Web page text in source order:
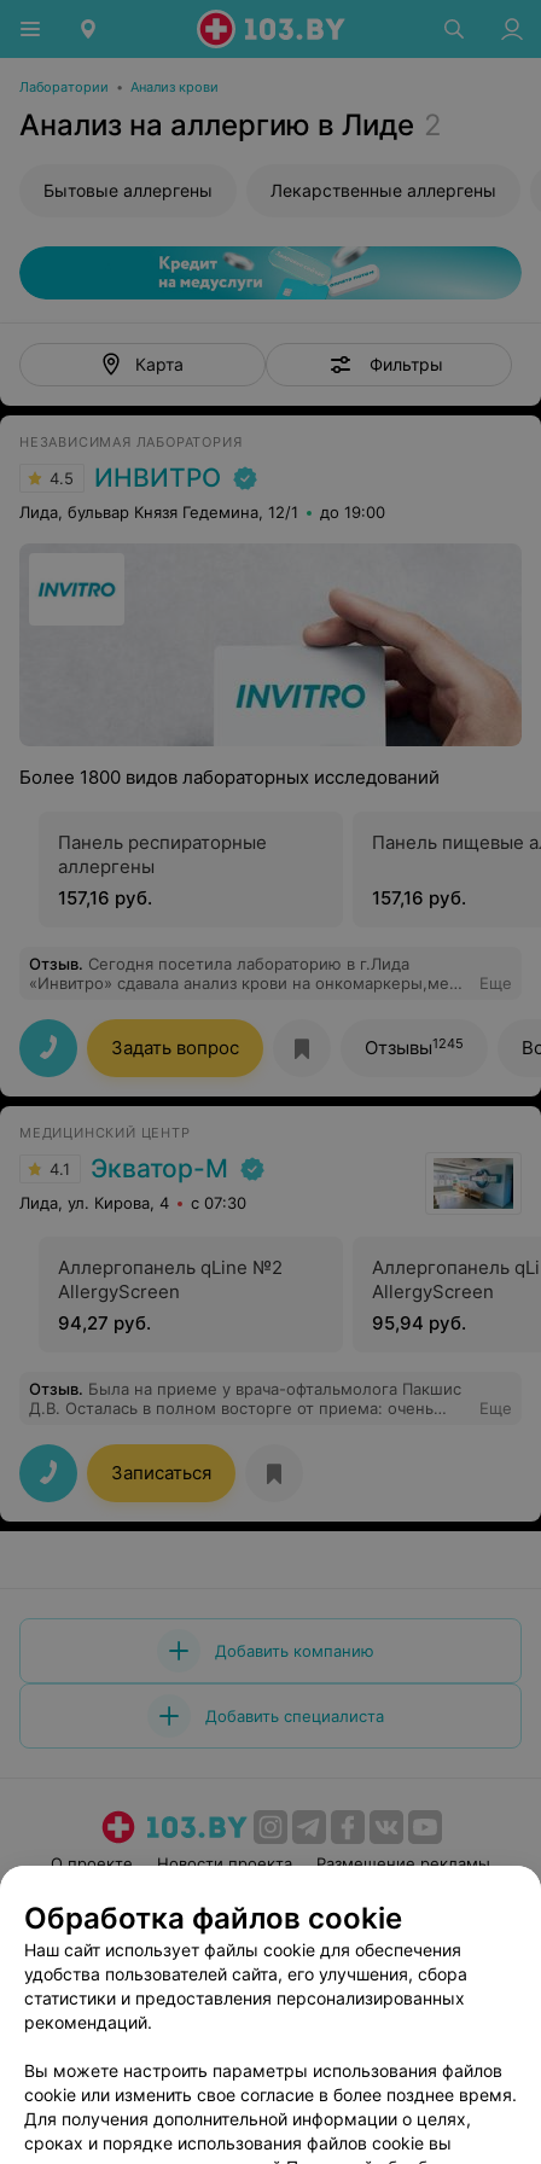
Лаборатории • Анализ крови
Анализ на аллергию в Лиде 2
Бытовые аллергены Лекарственные аллергены
Карта Фильтры
НЕЗАВИСИМАЯ ЛАБОРАТОРИЯ
4.5 ИНВИТРО
Лида, бульвар Князя Гедемина, 12/1 до 19:00
Более 1800 видов лабораторных исследований
Панель респираторные
аллергены
157,16 руб.
Панель пищевые
157,16 руб.
Отзыв. Сегодня посетила лабораторию в г.Лида
«Инвитро» сдавала анализ крови на онкомаркеры,меня
высшем уровне.
Еще
Задать вопрос Отзывы1245
МЕДИЦИНСКИЙ ЦЕНТР
4.1 Экватор-М
Лида, ул. Кирова, 4 с 07:30
Аллергопанель qLine №2
AllergyScreen
94,27 руб.
Аллергопанель
AllergyScreen
95,94 руб.
Отзыв. Была на приеме у врача-офтальмолога Пакшис
Д.В. Осталась в полном восторге от приема: очень
манипуляции объясняла, всё лечение описала. Очень
рекомендую в случае, если нужно обратиться к
офтальмологу.
Еще
Записаться
Добавить компанию
Добавить специалиста
О проекте Новости проекта
Размещение рекламы
Пользовательское соглашение
Способы оплаты
Вакансии
Партнеры
Написать руководителю 103.by
Персональные настройки cookie
Обработка персональных данных
Обработка файлов cookie
Наш сайт использует файлы cookie для обеспечения
удобства пользователей сайта, его улучшения, сбора
статистики и предоставления персонализированных
рекомендаций.
Вы можете настроить параметры использования файлов
cookie или изменить свое согласие в более позднее время.
Для получения дополнительной информации о целях,
сроках и порядке использования файлов cookie вы